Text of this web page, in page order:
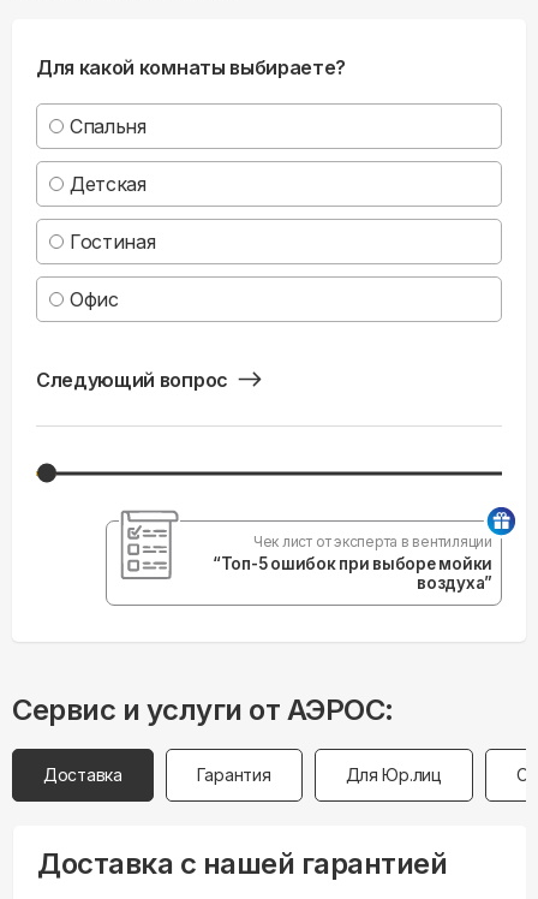
Для какой комнаты выбираете?
Спальня
Детская
Гостиная
Офис
Следующий вопрос
Чек лист от эксперта в вентиляции
“Топ-5 ошибок при выборе мойки
воздуха”
Сервис и услуги от АЭРОС:
Доставка Гарантия Для Юр.лиц
Доставка с нашей гарантией